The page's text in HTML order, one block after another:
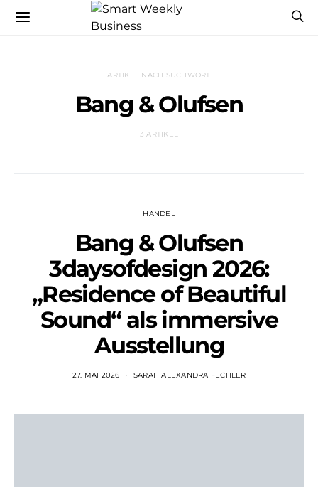
ARTIKEL NACH SUCHWORT
Bang & Olufsen
3 ARTIKEL
HANDEL
Bang & Olufsen
3daysofdesign 2026:
„Residence of Beautiful
Sound“ als immersive
Ausstellung
27. MAI 2026 SARAH ALEXANDRA FECHLER